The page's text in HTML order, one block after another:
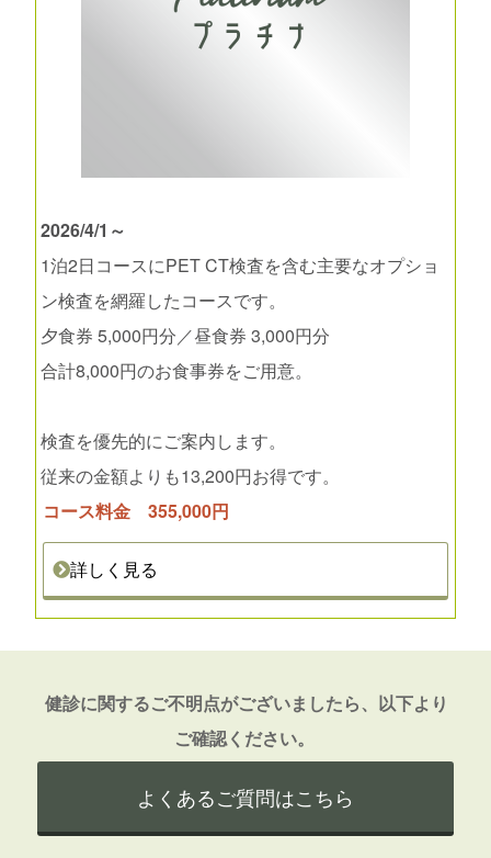
2026/4/1～
1泊2日コースにPET CT検査を含む主要なオプショ
ン検査を網羅したコースです。
夕食券 5,000円分／昼食券 3,000円分
合計8,000円のお食事券をご用意。
検査を優先的にご案内します。
従来の金額よりも13,200円お得です。
コース料金 355,000円
詳しく見る
健診に関するご不明点がございましたら、以下より
ご確認ください。
よくあるご質問はこちら